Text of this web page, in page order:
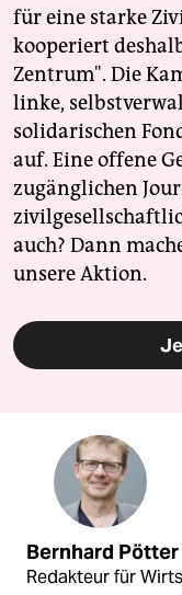
für eine starke
kooperiert
Zentrum". Die
linke,
solidarischen
auf. Eine offene
zugänglichen
auch? Dann
unsere Aktion.
Bernhard Pötter
Redakteur für